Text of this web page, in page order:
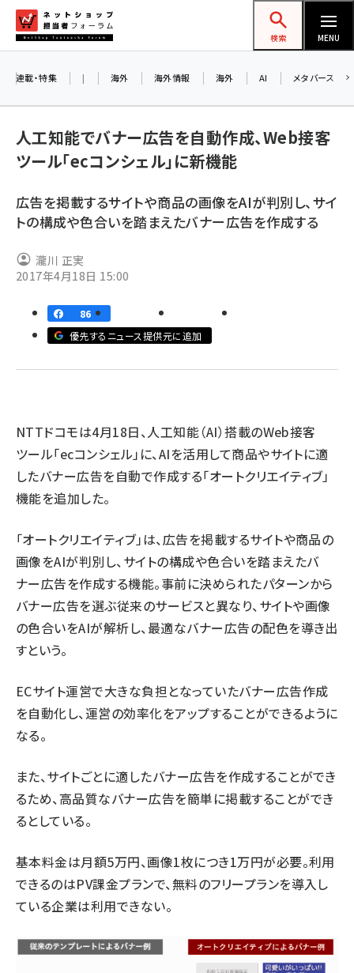
ン
ネットショップ担当者フォーラム
検索 MENU
yahoo (1896)
ecbeing (1204)
base (1068)
連載・特集 | 海外 海外情報 海外 AI メタバース
人工知能でバナー広告を自動作成、Web接客
ツール「ecコンシェル」に新機能
広告を掲載するサイトや商品の画像をAIが判別し、サイ
トの構成や色合いを踏まえたバナー広告を作成する
瀧川 正実
2017年4月18日 15:00
86
優先するニュース提供元に追加
NTTドコモは4月18日、人工知能（AI）搭載のWeb接客
ツール「ecコンシェル」に、AIを活用して商品やサイトに適
したバナー広告を自動で作成する「オートクリエイティブ」
機能を追加した。
「オートクリエイティブ」は、広告を掲載するサイトや商品の
画像をAIが判別し、サイトの構成や色合いを踏まえたバ
ナー広告を作成する機能。事前に決められたパターンから
バナー広告を選ぶ従来のサービスと異なり、サイトや画像
の色合いをAIが解析し、最適なバナー広告の配色を導き出
すという。
ECサイト運営で大きな負担となっていたバナー広告作成
を自動化し、運営の効率化をアップすることができるように
なる。
また、サイトごとに適したバナー広告を作成することができ
るため、高品質なバナー広告を簡単に掲載することができ
るとしている。
基本料金は月額5万円、画像1枚につき1万円が必要。利用
できるのはPV課金プランで、無料のフリープランを導入し
ている企業は利用できない。